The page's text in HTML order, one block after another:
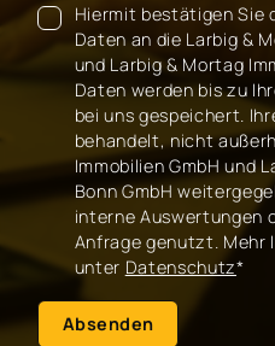
Hiermit bestätigen Sie
Daten an die Larbig &
und Larbig & Mortag
Daten werden bis zu
bei uns gespeichert.
behandelt, nicht
Immobilien GmbH und
Bonn GmbH
interne Auswertungen
Anfrage genutzt. Mehr
unter Datenschutz*
Absenden